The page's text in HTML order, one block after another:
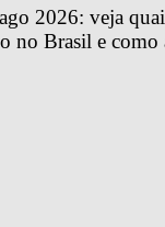
2026: veja
no Brasil e como